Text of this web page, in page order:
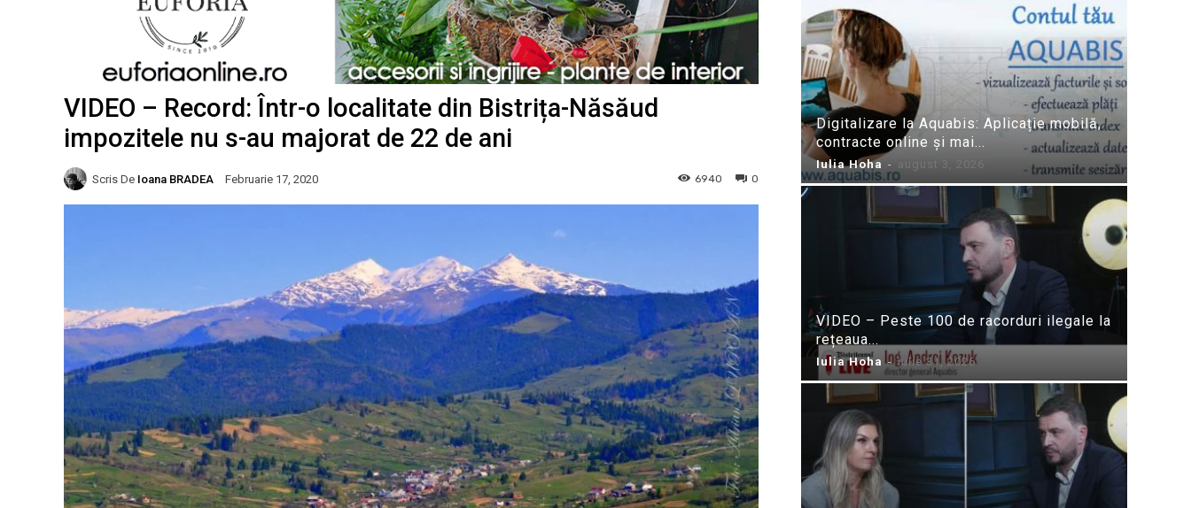
VIDEO – Record: Într-o localitate din Bistrița-Năsăud
impozitele nu s-au majorat de 22 de ani
Scris De Ioana BRADEA Februarie 17, 2020 0
6940
Digitalizare la Aquabis: Aplicație mobilă,
contracte online și mai...
Iulia Hoha - august 3, 2026
VIDEO – Peste 100 de racorduri ilegale la
rețeaua...
Iulia Hoha - iulie 31, 2026